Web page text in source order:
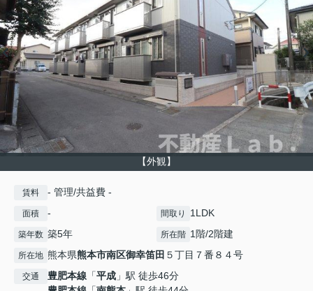
【外観】
賃料 - 管理/共益費 -
面積 - 間取り 1LDK
築年数 築5年 所在階 1階/2階建
所在地 熊本県熊本市南区御幸笛田 ５丁目７番８４号
交通 豊肥本線 「平成 」駅 徒歩46分